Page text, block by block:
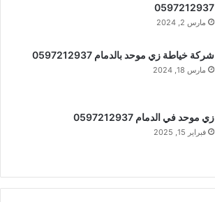
0597212937
مارس 2, 2024
شركة خياطة زي موحد بالدمام 0597212937
مارس 18, 2024
زي موحد في الدمام 0597212937
فبراير 15, 2025